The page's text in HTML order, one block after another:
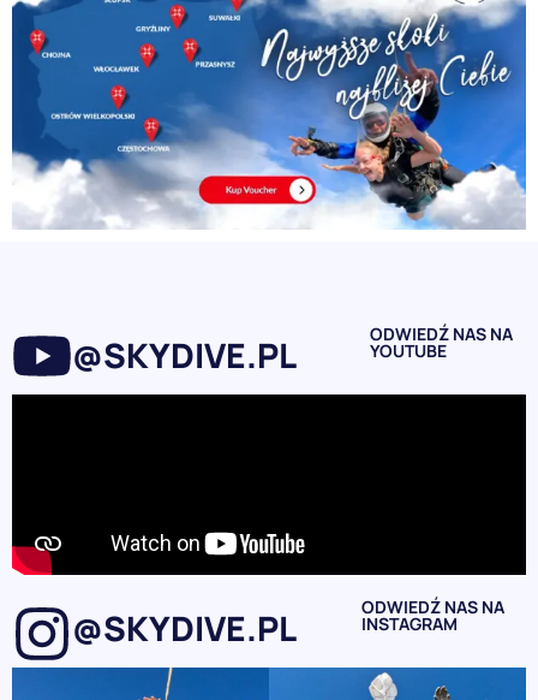
@SKYDIVE.PL ODWIEDŹ NAS NA
YOUTUBE
@SKYDIVE.PL ODWIEDŹ NAS NA
INSTAGRAM